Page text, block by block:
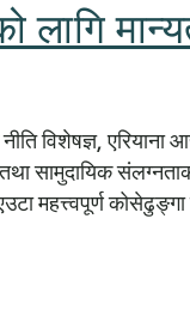
लागि
नीति विशेषज्ञ,
सामुदायिक
महत्त्वपूर्ण कोसेढुङ्गा